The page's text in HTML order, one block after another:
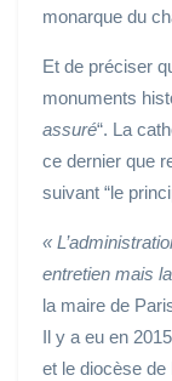
monarque du
Et de préciser
monuments
assuré“. La
ce dernier que
suivant “le
«
entretien mais
la maire de
Il y a eu en
et le diocèse